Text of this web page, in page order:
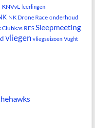
KNVvL leerlingen
NK Drone Race onderhoud
Clubkas RES Sleepmeeting
vliegen vliegseizoen Vught